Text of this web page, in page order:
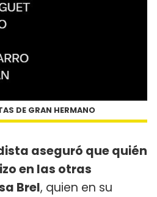
DE GRAN HERMANO
aseguró que quién
en las otras
Brel, quien en su